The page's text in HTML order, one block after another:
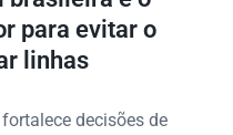
para evitar o
linhas
decisões de